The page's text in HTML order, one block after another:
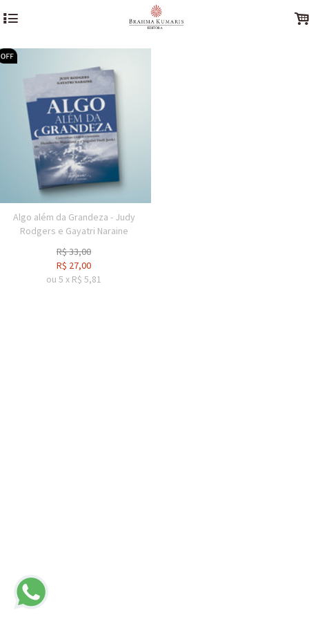
4
Algo além da Grandeza - Judy
Rodgers e Gayatri Naraine
R$33,00
R$ 27,00
ou 5 x R$ 5,81